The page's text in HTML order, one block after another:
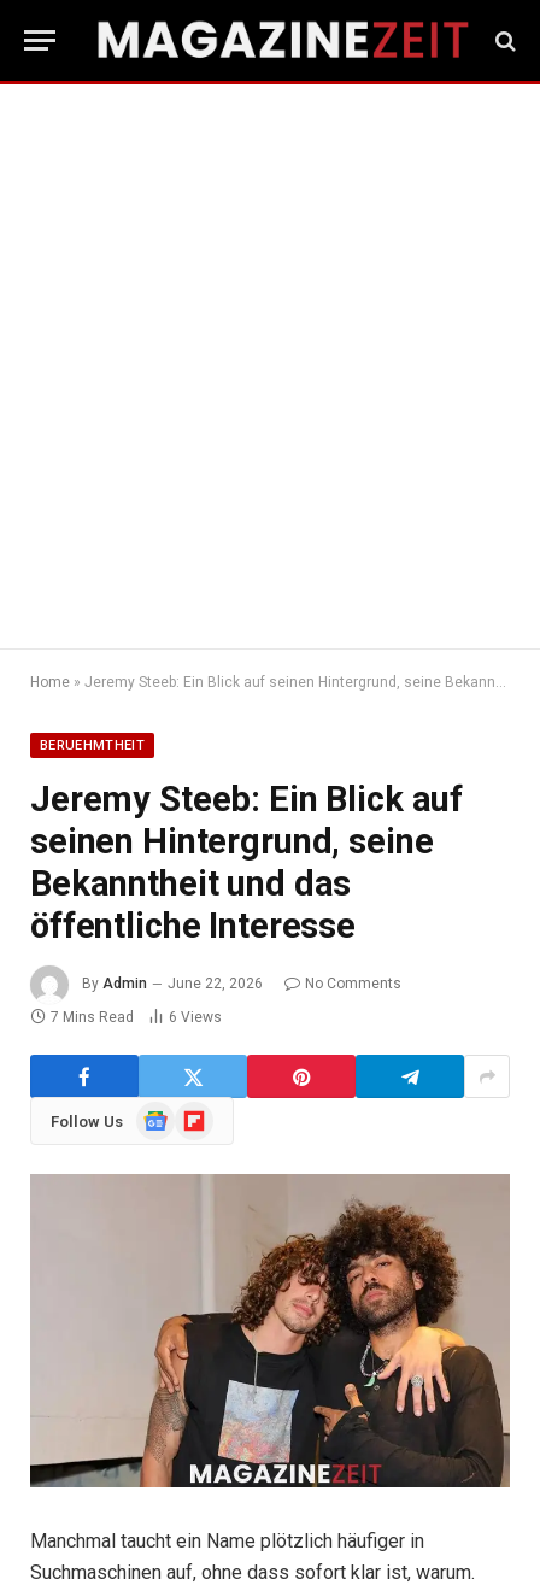
Home » Jeremy Steeb: Ein Blick auf seinen Hintergrund, seine Bekanntheit und das öffentliche Interesse
BERUEHMTHEIT
Jeremy Steeb: Ein Blick auf
seinen Hintergrund, seine
Bekanntheit und das
öffentliche Interesse
By Admin June 22, 2026
No Comments
7 Mins Read
6 Views
Follow Us
GoogleFlipboard
Manchmal taucht ein Name plötzlich häufiger in
Suchmaschinen auf, ohne dass sofort klar ist, warum.